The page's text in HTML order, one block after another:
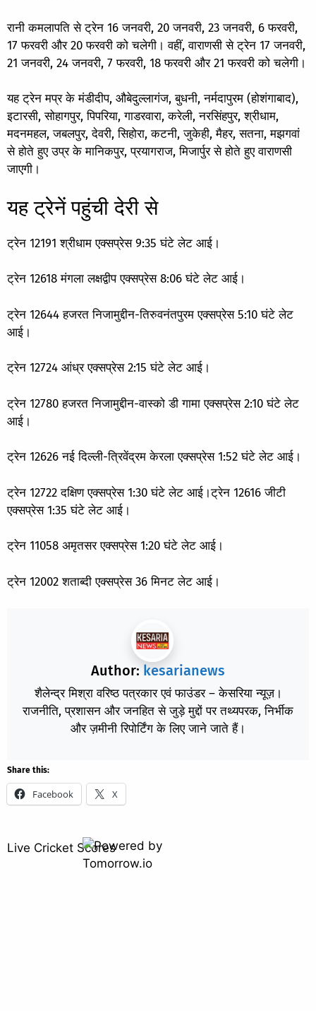
रानी कमलापति से ट्रेन 16 जनवरी, 20 जनवरी, 23 जनवरी, 6 फरवरी,
17 फरवरी और 20 फरवरी को चलेगी। वहीं, वाराणसी से ट्रेन 17 जनवरी,
21 जनवरी, 24 जनवरी, 7 फरवरी, 18 फरवरी और 21 फरवरी को चलेगी।
यह ट्रेन मप्र के मंडीदीप, औबेदुल्लागंज, बुधनी, नर्मदापुरम (होशंगाबाद),
इटारसी, सोहागपुर, पिपरिया, गाडरवारा, करेली, नरसिंहपुर, श्रीधाम,
मदनमहल, जबलपुर, देवरी, सिहोरा, कटनी, जुकेही, मैहर, सतना, मझगवां
से होते हुए उप्र के मानिकपुर, प्रयागराज, मिजार्पुर से होते हुए वाराणसी
जाएगी।
यह ट्रेनें पहुंची देरी से
ट्रेन 12191 श्रीधाम एक्सप्रेस 9:35 घंटे लेट आई।
ट्रेन 12618 मंगला लक्षद्वीप एक्सप्रेस 8:06 घंटे लेट आई।
ट्रेन 12644 हजरत निजामुद्दीन-तिरुवनंतपुरम एक्सप्रेस 5:10 घंटे लेट
आई।
ट्रेन 12724 आंध्र एक्सप्रेस 2:15 घंटे लेट आई।
ट्रेन 12780 हजरत निजामुद्दीन-वास्को डी गामा एक्सप्रेस 2:10 घंटे लेट
आई।
ट्रेन 12626 नई दिल्ली-त्रिवेंद्रम केरला एक्सप्रेस 1:52 घंटे लेट आई।
ट्रेन 12722 दक्षिण एक्सप्रेस 1:30 घंटे लेट आई।ट्रेन 12616 जीटी
एक्सप्रेस 1:35 घंटे लेट आई।
ट्रेन 11058 अमृतसर एक्सप्रेस 1:20 घंटे लेट आई।
ट्रेन 12002 शताब्दी एक्सप्रेस 36 मिनट लेट आई।
Author: kesarianews
शैलेन्द्र मिश्रा वरिष्ठ पत्रकार एवं फाउंडर – केसरिया न्यूज़।
राजनीति, प्रशासन और जनहित से जुड़े मुद्दों पर तथ्यपरक, निर्भीक
और ज़मीनी रिपोर्टिंग के लिए जाने जाते हैं।
Share this:
Facebook X
Live Cricket Scores